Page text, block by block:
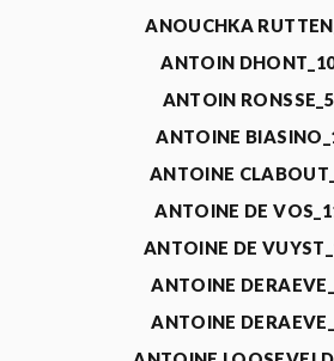
ANOUCHKA
ANTOIN
ANTOIN
ANTOINE
ANTOINE
ANTOINE DE
ANTOINE DE
ANTOINE
ANTOINE